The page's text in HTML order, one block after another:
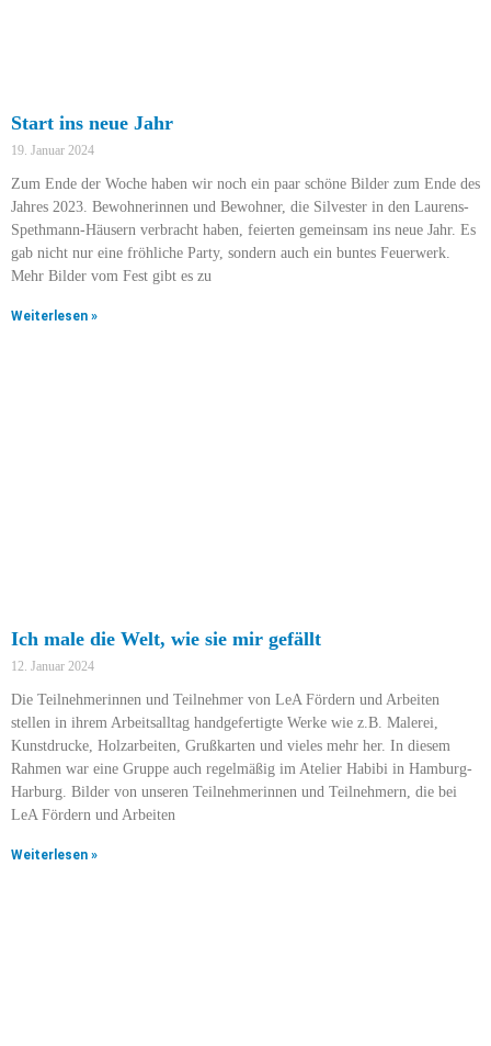
Start ins neue Jahr
19. Januar 2024
Zum Ende der Woche haben wir noch ein paar schöne Bilder zum Ende des
Jahres 2023. Bewohnerinnen und Bewohner, die Silvester in den Laurens-
Spethmann-Häusern verbracht haben, feierten gemeinsam ins neue Jahr. Es
gab nicht nur eine fröhliche Party, sondern auch ein buntes Feuerwerk.
Mehr Bilder vom Fest gibt es zu
Weiterlesen »
Ich male die Welt, wie sie mir gefällt
12. Januar 2024
Die Teilnehmerinnen und Teilnehmer von LeA Fördern und Arbeiten
stellen in ihrem Arbeitsalltag handgefertigte Werke wie z.B. Malerei,
Kunstdrucke, Holzarbeiten, Grußkarten und vieles mehr her. In diesem
Rahmen war eine Gruppe auch regelmäßig im Atelier Habibi in Hamburg-
Harburg. Bilder von unseren Teilnehmerinnen und Teilnehmern, die bei
LeA Fördern und Arbeiten
Weiterlesen »